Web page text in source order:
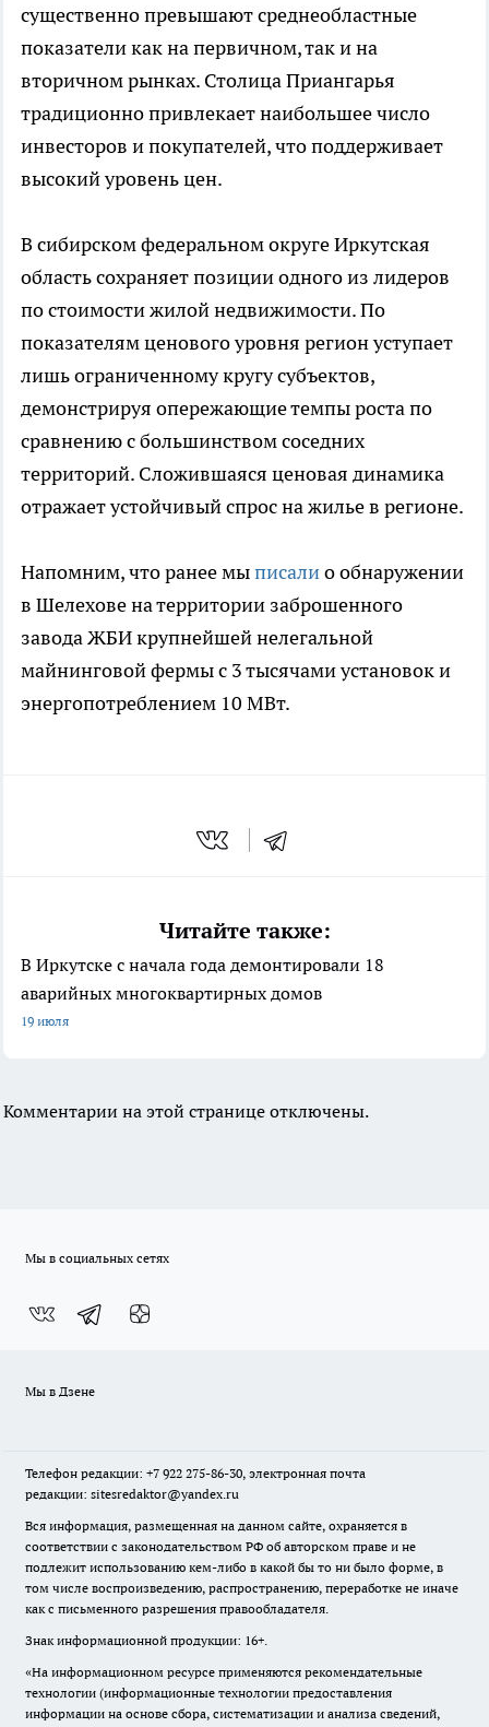
существенно превышают среднеобластные
показатели как на первичном, так и на
вторичном рынках. Столица Приангарья
традиционно привлекает наибольшее число
инвесторов и покупателей, что поддерживает
высокий уровень цен.
В сибирском федеральном округе Иркутская
область сохраняет позиции одного из лидеров
по стоимости жилой недвижимости. По
показателям ценового уровня регион уступает
лишь ограниченному кругу субъектов,
демонстрируя опережающие темпы роста по
сравнению с большинством соседних
территорий. Сложившаяся ценовая динамика
отражает устойчивый спрос на жилье в регионе.
Напомним, что ранее мыписалио обнаружении
в Шелехове на территории заброшенного
завода ЖБИ крупнейшей нелегальной
майнинговой фермы с 3 тысячами установок и
энергопотреблением 10 МВт.
Читайте также:
В Иркутске с начала года демонтировали 18
аварийных многоквартирных домов
19 июля
Комментарии на этой странице отключены.
Мы в социальных сетях
Мы в Дзене
Телефон редакции: +7 922 275-86-30, электронная почта
редакции: sitesredaktor@yandex.ru
Вся информация, размещенная на данном сайте, охраняется в
соответствии с законодательством РФ об авторском праве и не
подлежит использованию кем-либо в какой бы то ни было форме, в
том числе воспроизведению, распространению, переработке не иначе
как с письменного разрешения правообладателя.
Знак информационной продукции: 16+.
«На информационном ресурсе применяются рекомендательные
технологии (информационные технологии предоставления
информации на основе сбора, систематизации и анализа сведений,